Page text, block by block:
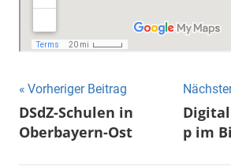
Beitragsnavigation
Vorheriger Beitrag
DSdZ-Schulen in
Oberbayern-Ost
p im